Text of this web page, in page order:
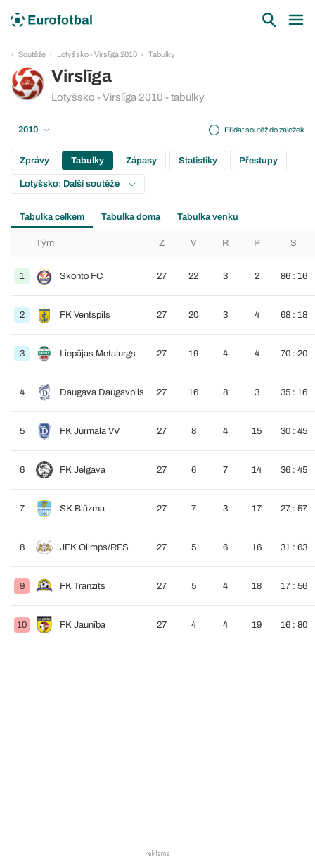
Soutěže Lotyšsko - Virslīga 2010 Tabulky
Virslīga
Lotyšsko - Virslīga 2010 - tabulky
Přidat soutěž do záložek
2010
Zprávy Tabulky Zápasy Statistiky Přestupy
Lotyšsko: Další soutěže
Tabulka celkem Tabulka doma Tabulka venku
Tým Z V R P S
1 Skonto FC 27 22 3 2 86 : 16
2 FK Ventspils 27 20 3 4 68 : 18
3 Liepājas Metalurgs 27 19 4 4 70 : 20
4 Daugava Daugavpils 27 16 8 3 35 : 16
5 FK Jūrmala VV 27 8 4 15 30 : 45
6 FK Jelgava 27 6 7 14 36 : 45
7 SK Blāzma 27 7 3 17 27 : 57
8 JFK Olimps/RFS 27 5 6 16 31 : 63
9 FK Tranzīts 27 5 4 18 17 : 56
10 FK Jaunība 27 4 4 19 16 : 80